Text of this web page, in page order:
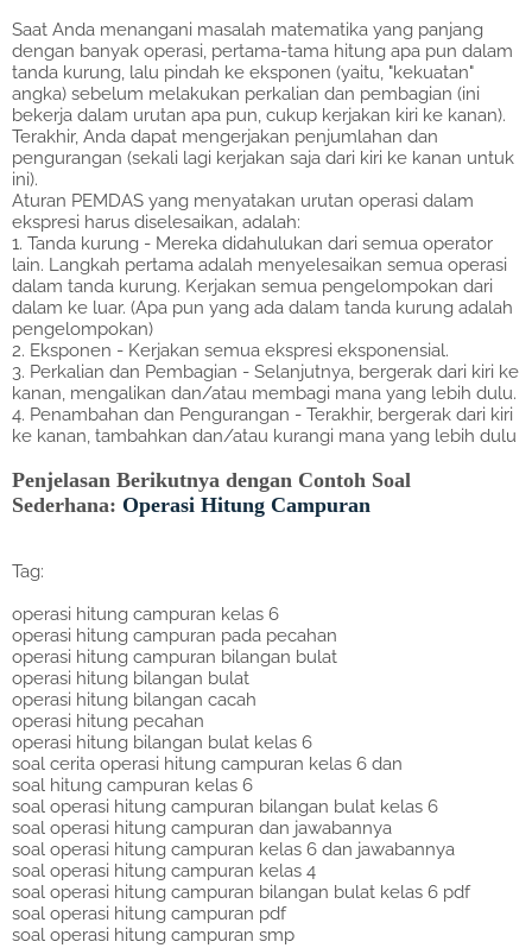
Saat Anda menangani masalah matematika yang panjang
dengan banyak operasi, pertama-tama hitung apa pun dalam
tanda kurung, lalu pindah ke eksponen (yaitu, "kekuatan"
angka) sebelum melakukan perkalian dan pembagian (ini
bekerja dalam urutan apa pun, cukup kerjakan kiri ke kanan).
Terakhir, Anda dapat mengerjakan penjumlahan dan
pengurangan (sekali lagi kerjakan saja dari kiri ke kanan untuk
ini).
Aturan PEMDAS yang menyatakan urutan operasi dalam
ekspresi harus diselesaikan, adalah:
1. Tanda kurung - Mereka didahulukan dari semua operator
lain. Langkah pertama adalah menyelesaikan semua operasi
dalam tanda kurung. Kerjakan semua pengelompokan dari
dalam ke luar. (Apa pun yang ada dalam tanda kurung adalah
pengelompokan)
2. Eksponen - Kerjakan semua ekspresi eksponensial.
3. Perkalian dan Pembagian - Selanjutnya, bergerak dari kiri ke
kanan, mengalikan dan/atau membagi mana yang lebih dulu.
4. Penambahan dan Pengurangan - Terakhir, bergerak dari kiri
ke kanan, tambahkan dan/atau kurangi mana yang lebih dulu
Penjelasan Berikutnya dengan Contoh Soal
Sederhana: Operasi Hitung Campuran
Tag:
operasi hitung campuran kelas 6
operasi hitung campuran pada pecahan
operasi hitung campuran bilangan bulat
operasi hitung bilangan bulat
operasi hitung bilangan cacah
operasi hitung pecahan
operasi hitung bilangan bulat kelas 6
soal cerita operasi hitung campuran kelas 6 dan
soal hitung campuran kelas 6
soal operasi hitung campuran bilangan bulat kelas 6
soal operasi hitung campuran dan jawabannya
soal operasi hitung campuran kelas 6 dan jawabannya
soal operasi hitung campuran kelas 4
soal operasi hitung campuran bilangan bulat kelas 6 pdf
soal operasi hitung campuran pdf
soal operasi hitung campuran smp